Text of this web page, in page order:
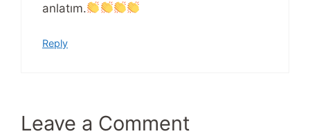
anlatım.
Reply
Leave a Comment